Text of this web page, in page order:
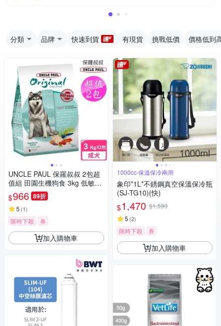
分類 品牌 快速到貨 有現貨 挑戰低價 價格低到
UNCLE PAUL 保羅叔叔 2包超
值組 田園生機狗食 3kg 低敏成
犬-室內/消化道 (哈士奇 成犬 老
犬 熟齡犬 狗飼料)
$966 89折
5 (1)
限時下殺 券
加入購物車
1000cc‧保溫保冷兩用
象印*1L*不銹鋼真空保溫保冷瓶
(SJ-TG10)(快)
$1,470 $1,590
5 (2)
限時下殺 券
加入購物車